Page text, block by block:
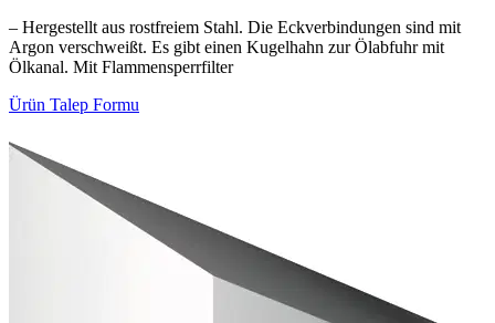
– Hergestellt aus rostfreiem Stahl. Die Eckverbindungen sind mit
Argon verschweißt. Es gibt einen Kugelhahn zur Ölabfuhr mit
Ölkanal. Mit Flammensperrfilter
Ürün Talep Formu